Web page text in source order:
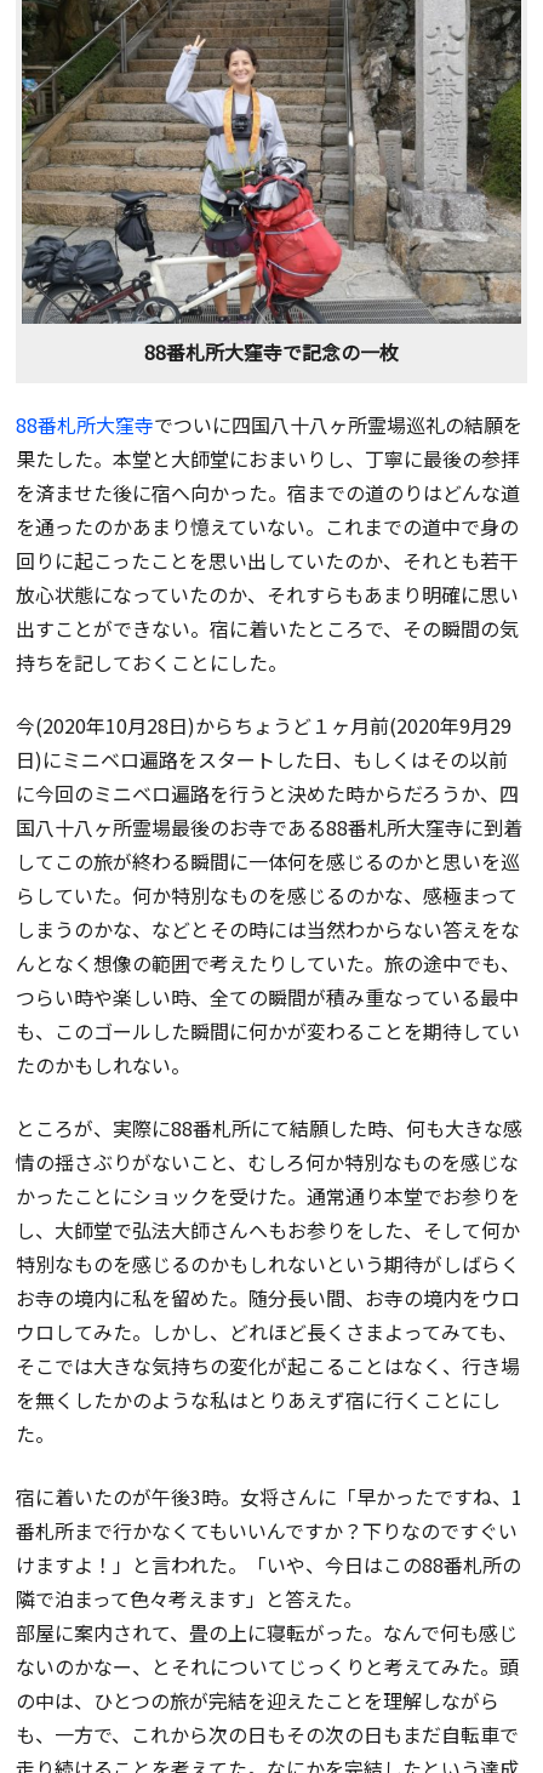
88番札所大窪寺で記念の一枚
88番札所大窪寺でついに四国八十八ヶ所霊場巡礼の結願を
果たした。本堂と大師堂におまいりし、丁寧に最後の参拝
を済ませた後に宿へ向かった。宿までの道のりはどんな道
を通ったのかあまり憶えていない。これまでの道中で身の
回りに起こったことを思い出していたのか、それとも若干
放心状態になっていたのか、それすらもあまり明確に思い
出すことができない。宿に着いたところで、その瞬間の気
持ちを記しておくことにした。
今(2020年10月28日)からちょうど１ヶ月前(2020年9月29
日)にミニベロ遍路をスタートした日、もしくはその以前
に今回のミニベロ遍路を行うと決めた時からだろうか、四
国八十八ヶ所霊場最後のお寺である88番札所大窪寺に到着
してこの旅が終わる瞬間に一体何を感じるのかと思いを巡
らしていた。何か特別なものを感じるのかな、感極まって
しまうのかな、などとその時には当然わからない答えをな
んとなく想像の範囲で考えたりしていた。旅の途中でも、
つらい時や楽しい時、全ての瞬間が積み重なっている最中
も、このゴールした瞬間に何かが変わることを期待してい
たのかもしれない。
ところが、実際に88番札所にて結願した時、何も大きな感
情の揺さぶりがないこと、むしろ何か特別なものを感じな
かったことにショックを受けた。通常通り本堂でお参りを
し、大師堂で弘法大師さんへもお参りをした、そして何か
特別なものを感じるのかもしれないという期待がしばらく
お寺の境内に私を留めた。随分長い間、お寺の境内をウロ
ウロしてみた。しかし、どれほど長くさまよってみても、
そこでは大きな気持ちの変化が起こることはなく、行き場
を無くしたかのような私はとりあえず宿に行くことにし
た。
宿に着いたのが午後3時。女将さんに「早かったですね、1
番札所まで行かなくてもいいんですか？下りなのですぐい
けますよ！」と言われた。「いや、今日はこの88番札所の
隣で泊まって色々考えます」と答えた。
部屋に案内されて、畳の上に寝転がった。なんで何も感じ
ないのかなー、とそれについてじっくりと考えてみた。頭
の中は、ひとつの旅が完結を迎えたことを理解しながら
も、一方で、これから次の日もその次の日もまだ自転車で